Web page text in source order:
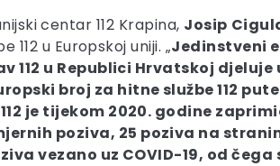
centar 112 Krapina, Josip
u Europskoj uniji. „Jedinstveni
112 u Republici Hrvatskoj
broj za hitne službe 112
je tijekom 2020. godine
poziva, 25 poziva na
vezano uz COVID-19, od